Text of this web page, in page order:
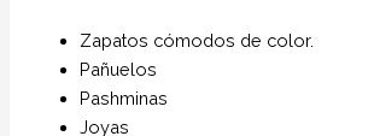
Zapatos cómodos de color.
Pañuelos
Pashminas
Joyas